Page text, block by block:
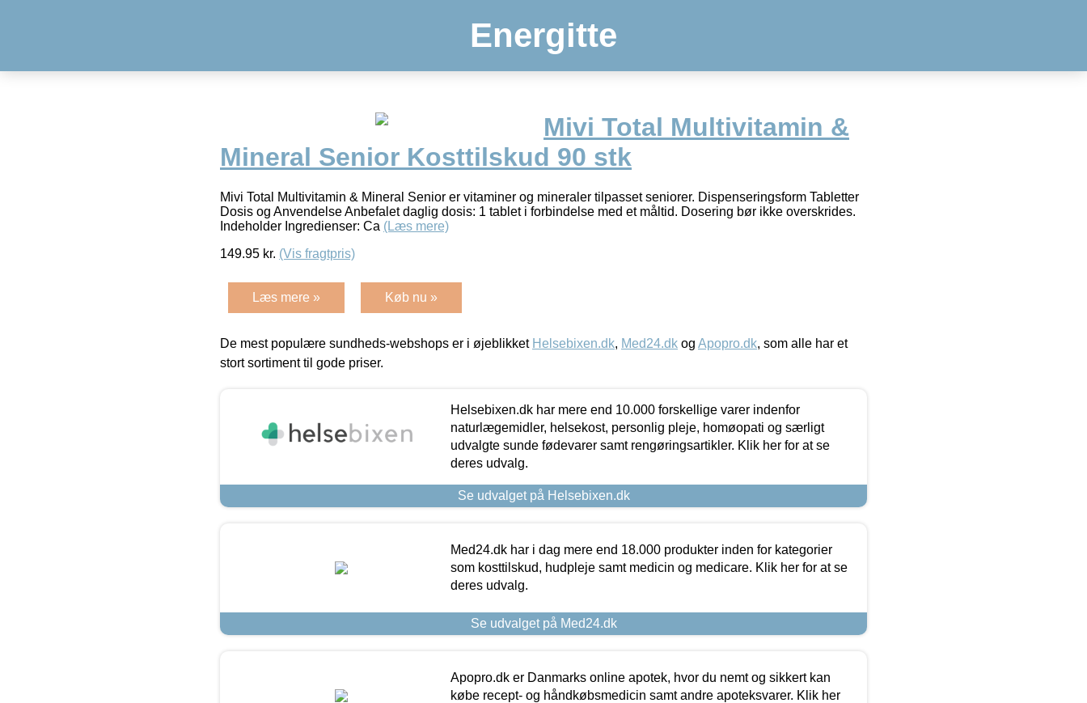
Energitte
Mivi Total Multivitamin &
Mineral Senior Kosttilskud 90 stk
Mivi Total Multivitamin & Mineral Senior er vitaminer og mineraler tilpasset seniorer. Dispenseringsform Tabletter
Dosis og Anvendelse Anbefalet daglig dosis: 1 tablet i forbindelse med et måltid. Dosering bør ikke overskrides.
Indeholder Ingredienser: Ca (Læs mere)
149.95 kr. (Vis fragtpris)
Læs mere » Køb nu »
De mest populære sundheds-webshops er i øjeblikket Helsebixen.dk, Med24.dk og Apopro.dk, som alle har et
stort sortiment til gode priser.
Helsebixen.dk har mere end 10.000 forskellige varer indenfor
naturlægemidler, helsekost, personlig pleje, homøopati og særligt
udvalgte sunde fødevarer samt rengøringsartikler. Klik her for at se
deres udvalg.
Se udvalget på Helsebixen.dk
Med24.dk har i dag mere end 18.000 produkter inden for kategorier
som kosttilskud, hudpleje samt medicin og medicare. Klik her for at se
deres udvalg.
Se udvalget på Med24.dk
Apopro.dk er Danmarks online apotek, hvor du nemt og sikkert kan
købe recept- og håndkøbsmedicin samt andre apoteksvarer. Klik her